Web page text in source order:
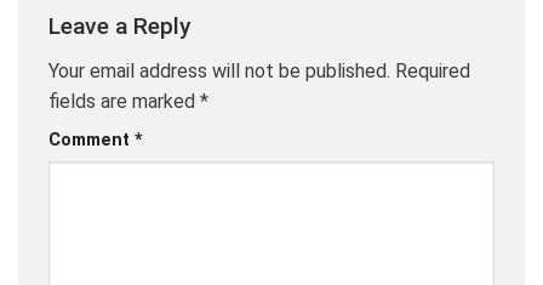
Leave a Reply
Your email address will not be published. Required
fields are marked *
Comment *